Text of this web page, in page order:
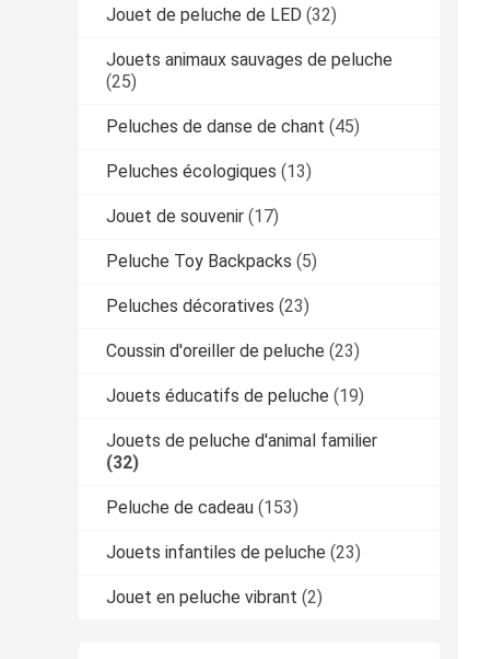
Jouet de peluche de LED (32)
Jouets animaux sauvages de peluche
(25)
Peluches de danse de chant (45)
Peluches écologiques (13)
Jouet de souvenir (17)
Peluche Toy Backpacks (5)
Peluches décoratives (23)
Coussin d'oreiller de peluche (23)
Jouets éducatifs de peluche (19)
Jouets de peluche d'animal familier
(32)
Peluche de cadeau (153)
Jouets infantiles de peluche (23)
Jouet en peluche vibrant (2)